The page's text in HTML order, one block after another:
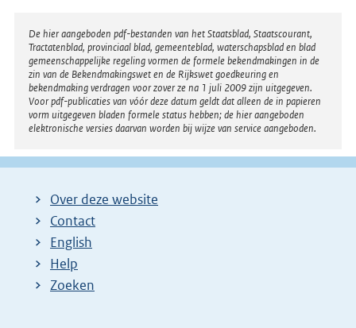
Disclaimer
De hier aangeboden pdf-bestanden van het Staatsblad, Staatscourant,
Tractatenblad, provinciaal blad, gemeenteblad, waterschapsblad en blad
gemeenschappelijke regeling vormen de formele bekendmakingen in de
zin van de Bekendmakingswet en de Rijkswet goedkeuring en
bekendmaking verdragen voor zover ze na 1 juli 2009 zijn uitgegeven.
Voor pdf-publicaties van vóór deze datum geldt dat alleen de in papieren
vorm uitgegeven bladen formele status hebben; de hier aangeboden
elektronische versies daarvan worden bij wijze van service aangeboden.
Over deze website
Contact
English
Help
Zoeken